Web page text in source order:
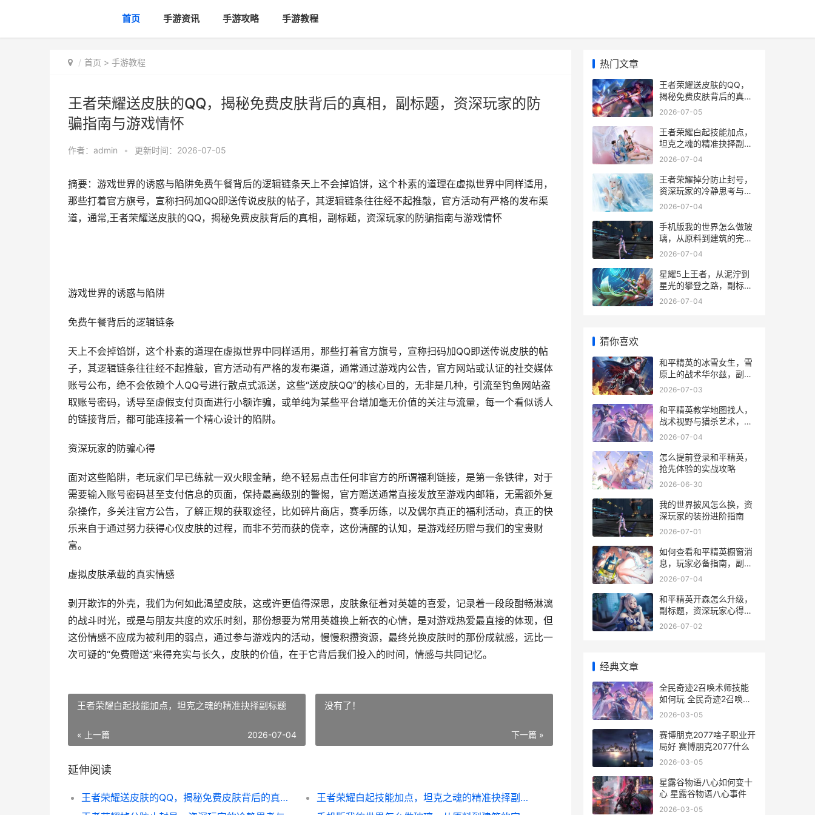
首页 手游资讯 手游攻略 手游教程
首页 > 手游教程
王者荣耀送皮肤的QQ，揭秘免费皮肤背后的真相，副标题，资深玩家的防
骗指南与游戏情怀
作者： admin • 更新时间：2026-07-05
摘要：游戏世界的诱惑与陷阱免费午餐背后的逻辑链条天上不会掉馅饼，这个朴素的道理在虚拟世界中同样适用，
那些打着官方旗号，宣称扫码加QQ即送传说皮肤的帖子，其逻辑链条往往经不起推敲，官方活动有严格的发布渠
道，通常,王者荣耀送皮肤的QQ，揭秘免费皮肤背后的真相，副标题，资深玩家的防骗指南与游戏情怀
游戏世界的诱惑与陷阱
免费午餐背后的逻辑链条
天上不会掉馅饼，这个朴素的道理在虚拟世界中同样适用，那些打着官方旗号，宣称扫码加QQ即送传说皮肤的帖
子，其逻辑链条往往经不起推敲，官方活动有严格的发布渠道，通常通过游戏内公告，官方网站或认证的社交媒体
账号公布，绝不会依赖个人QQ号进行散点式派送，这些“送皮肤QQ”的核心目的，无非是几种，引流至钓鱼网站盗
取账号密码，诱导至虚假支付页面进行小额诈骗，或单纯为某些平台增加毫无价值的关注与流量，每一个看似诱人
的链接背后，都可能连接着一个精心设计的陷阱。
资深玩家的防骗心得
面对这些陷阱，老玩家们早已练就一双火眼金睛，绝不轻易点击任何非官方的所谓福利链接，是第一条铁律，对于
需要输入账号密码甚至支付信息的页面，保持最高级别的警惕，官方赠送通常直接发放至游戏内邮箱，无需额外复
杂操作，多关注官方公告，了解正规的获取途径，比如碎片商店，赛季历练，以及偶尔真正的福利活动，真正的快
乐来自于通过努力获得心仪皮肤的过程，而非不劳而获的侥幸，这份清醒的认知，是游戏经历赠与我们的宝贵财
富。
虚拟皮肤承载的真实情感
剥开欺诈的外壳，我们为何如此渴望皮肤，这或许更值得深思，皮肤象征着对英雄的喜爱，记录着一段段酣畅淋漓
的战斗时光，或是与朋友共度的欢乐时刻，那份想要为常用英雄换上新衣的心情，是对游戏热爱最直接的体现，但
这份情感不应成为被利用的弱点，通过参与游戏内的活动，慢慢积攒资源，最终兑换皮肤时的那份成就感，远比一
次可疑的“免费赠送”来得充实与长久，皮肤的价值，在于它背后我们投入的时间，情感与共同记忆。
王者荣耀白起技能加点，坦克之魂的精准抉择副标题
« 上一篇 2026-07-04
没有了！
下一篇 »
延伸阅读
王者荣耀送皮肤的QQ，揭秘免费皮肤背后的真相，副标题，资深玩家的防骗指南与游戏情怀
王者荣耀白起技能加点，坦克之魂的精准抉择副标题
热门文章
王者荣耀送皮肤的QQ，
揭秘免费皮肤背后的真
相，副标题，资深玩家的
2026-07-05
王者荣耀白起技能加点，
坦克之魂的精准抉择副标
题
2026-07-04
王者荣耀掉分防止封号，
资深玩家的冷静思考与策
略
2026-07-04
手机版我的世界怎么做玻
璃，从原料到建筑的完整
指南，副标题，资深玩家
2026-07-04
星耀5上王者，从泥泞到
星光的攀登之路，副标
题，一位资深玩家的实战
2026-07-04
猜你喜欢
和平精英的冰雪女生，雪
原上的战术华尔兹，副标
题，银装素裹下的生存诗
2026-07-03
和平精英教学地图找人，
战术视野与猎杀艺术，副
标题从新手到猎手的进阶
2026-07-04
怎么提前登录和平精英，
抢先体验的实战攻略
2026-06-30
我的世界披风怎么换，资
深玩家的装扮进阶指南
2026-07-01
如何查看和平精英橱窗消
息，玩家必备指南，副标
题，掌握动态提升游戏体
2026-07-04
和平精英开森怎么升级，
副标题，资深玩家心得与
高效路径
2026-07-02
经典文章
全民奇迹2召唤术师技能
如何玩 全民奇迹2召唤师
天赋技能加点攻略
2026-03-05
赛博朋克2077啥子职业开
局好 赛博朋克2077什么
2026-03-05
星露谷物语八心如何变十
心 星露谷物语八心事件
2026-03-05